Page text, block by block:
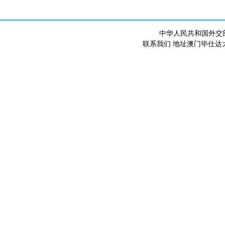
中华人民共和国外
联系我们 地址澳门毕仕